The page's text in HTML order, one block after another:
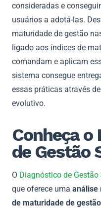
consideradas e
usuários a adotá-las.
maturidade de gestão
ligado aos índices de
comandam e aplicam
sistema consegue
essas práticas através
evolutivo.
Conheça
de Gestão
O Diagnóstico de Gestão
que oferece uma análise
de maturidade de